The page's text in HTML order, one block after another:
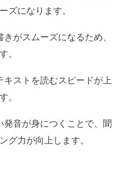
ズになります。
がスムーズになるため、
。
キストを読むスピードが上
。
発音が身につくことで、聞
グ力が向上します。